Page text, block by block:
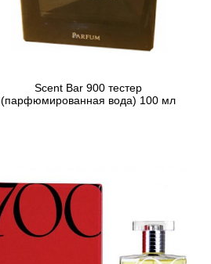
Scent Bar 900 тестер
(парфюмированная вода) 100 мл